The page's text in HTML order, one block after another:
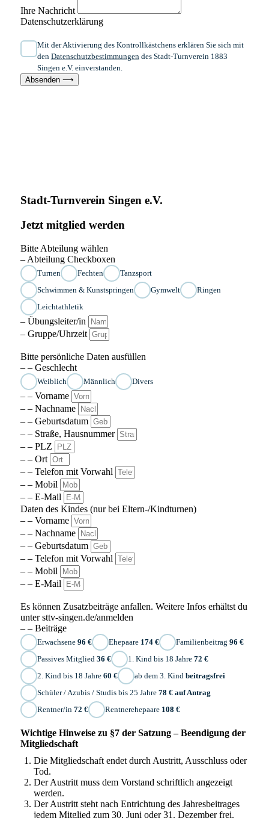
Ihre Nachricht
Datenschutzerklärung
Mit der Aktivierung des Kontrollkästchens erklären Sie sich mit
den Datenschutzbestimmungendes Stadt-Turnverein 1883
Singen e.V. einverstanden.
Absenden ⟶
Stadt-Turnverein Singen e.V.
Jetzt mitglied werden
Bitte Abteilung wählen
– Abteilung Checkboxen
Turnen Fechten
Tanzsport
Schwimmen & Kunstspringen
Gymwelt
Ringen
Leichtathletik
– Übungsleiter/in
– Gruppe/Uhrzeit
Bitte persönliche Daten ausfüllen
– – Geschlecht
Weiblich Männlich Divers
– – Vorname
– – Nachname
– – Geburtsdatum
– – Straße, Hausnummer
– – PLZ
– – Ort
– – Telefon mit Vorwahl
– – Mobil
– – E-Mail
Daten des Kindes (nur bei Eltern-/Kindturnen)
– – Vorname
– – Nachname
– – Geburtsdatum
– – Telefon mit Vorwahl
– – Mobil
– – E-Mail
Es können Zusatzbeiträge anfallen. Weitere Infos erhältst du
unter sttv-singen.de/anmelden
– – Beiträge
Erwachsene 96 € Ehepaare 174 € Familienbeitrag 96 €
Passives Mitglied 36 € 1. Kind bis 18 Jahre 72 €
2. Kind bis 18 Jahre 60 € ab dem 3. Kind beitragsfrei
Schüler / Azubis / Studis bis 25 Jahre 78 € auf Antrag
Rentner/in 72 € Rentnerehepaare 108 €
Wichtige Hinweise zu §7 der Satzung – Beendigung der
Mitgliedschaft
Die Mitgliedschaft endet durch Austritt, Ausschluss oder
Tod.
Der Austritt muss dem Vorstand schriftlich angezeigt
werden.
Der Austritt steht nach Entrichtung des Jahresbeitrages
jedem Mitglied zum 30. Juni oder 31. Dezember frei.